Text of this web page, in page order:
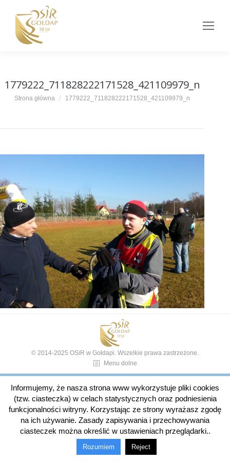
1779222_711828222171528_421109979_n
Jesteś tutaj:
Strona główna 1779222_711828222171528_421109979_n
© 2014-2025 OSiR w Gołdapi. Wszelkie prawa zastrzeżone.
Menu dolne
Informujemy, że nasza strona www wykorzystuje pliki cookies
(tzw. ciasteczka) w celach statystycznych oraz podniesienia
funkcjonalności witryny. Korzystając ze strony wyrażasz zgodę
na ich używanie. Zasady zapisywania i przechowywania
ciasteczek można określić w ustawieniach przeglądarki..
Rozumiem Reject